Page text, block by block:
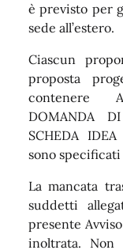
è previsto per
sede all’estero.
Ciascun
proposta
contenere
DOMANDA
SCHEDA
sono specificati
La mancata
suddetti
presente
inoltrata.